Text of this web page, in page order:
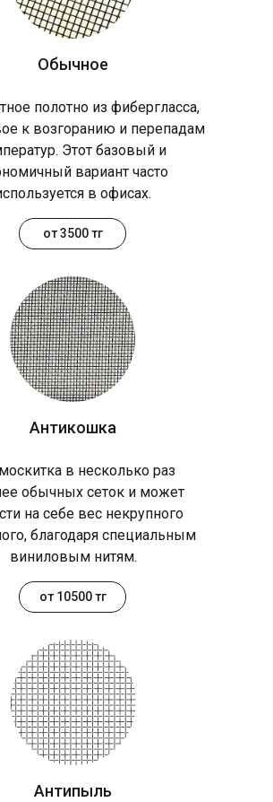
Обычное
Антикошка
Антипыль
полотно из фибергласса,
к возгоранию и перепадам
Этот базовый и
вариант часто
в офисах.
в несколько раз
обычных сеток и может
на себе вес некрупного
благодаря специальным
виниловым нитям.
от 3500 тг
от 10500 тг